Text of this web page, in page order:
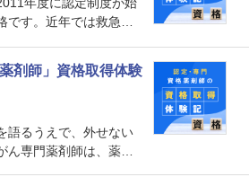
介します。
年度に認定制度が始
です。近年では救急病
を目指す病院薬剤師も
しょうか。今回はそん
験記をご紹介しま
剤師」資格取得体験
語るうえで、外せない
ん専門薬剤師は、薬剤